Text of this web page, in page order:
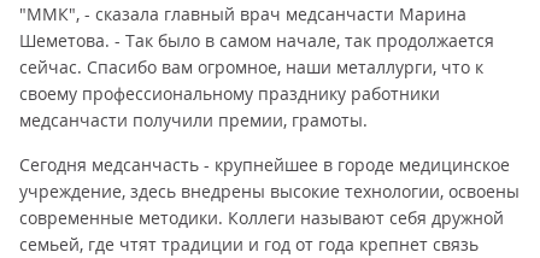
"ММК", - сказала главный врач медсанчасти Марина
Шеметова. - Так было в самом начале, так продолжается
сейчас. Спасибо вам огромное, наши металлурги, что к
своему профессиональному празднику работники
медсанчасти получили премии, грамоты.
Сегодня медсанчасть - крупнейшее в городе медицинское
учреждение, здесь внедрены высокие технологии, освоены
современные методики. Коллеги называют себя дружной
семьей, где чтят традиции и год от года крепнет связь